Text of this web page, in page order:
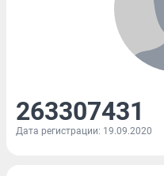
263307431
Дата регистрации: 19.09.2020